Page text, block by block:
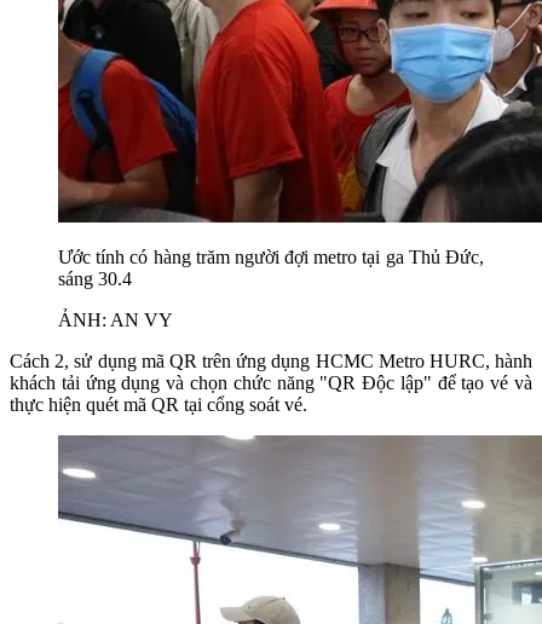
Ước tính có hàng trăm người đợi metro tại ga Thủ Đức,
sáng 30.4
ẢNH: AN VY
Cách 2, sử dụng mã QR trên ứng dụng HCMC Metro HURC, hành
khách tải ứng dụng và chọn chức năng "QR Độc lập" để tạo vé và
thực hiện quét mã QR tại cổng soát vé.